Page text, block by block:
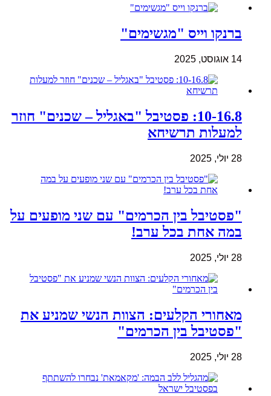
ברנקו וייס "מגשימים"
14 אוגוסט, 2025
10-16.8: פסטיבל "באגליל – שכנים" חוזר
למעלות תרשיחא
28 יולי, 2025
"פסטיבל בין הכרמים" עם שני מופעים על
במה אחת בכל ערב!
28 יולי, 2025
מאחורי הקלעים: הצוות הנשי שמניע את
"פסטיבל בין הכרמים"
28 יולי, 2025